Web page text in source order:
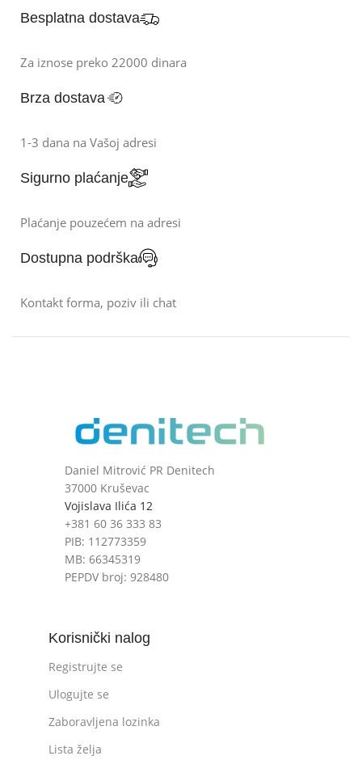
Besplatna dostava
Za iznose preko 22000 dinara
Brza dostava
1-3 dana na Vašoj adresi
Sigurno plaćanje
Plaćanje pouzećem na adresi
Dostupna podrška
Kontakt forma, poziv ili chat
Daniel Mitrović PR Denitech
37000 Kruševac
Vojislava Ilića 12
+381 60 36 333 83
PIB: 112773359
MB: 66345319
PEPDV broj: 928480
Korisnički nalog
Registrujte se
Ulogujte se
Zaboravljena lozinka
Lista želja